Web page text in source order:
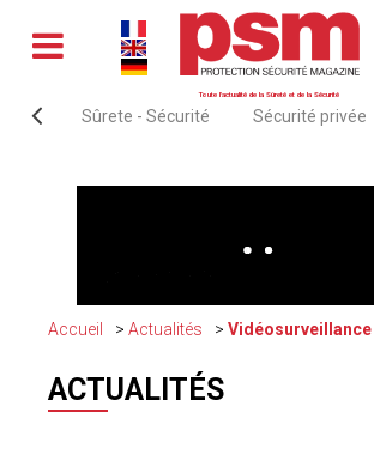
Toute l'actualité de la Sûreté et de la Sécurité
Sûrete - Sécurité Sécurité privée
Accueil Actualités Vidéosurveillance
ACTUALITÉS